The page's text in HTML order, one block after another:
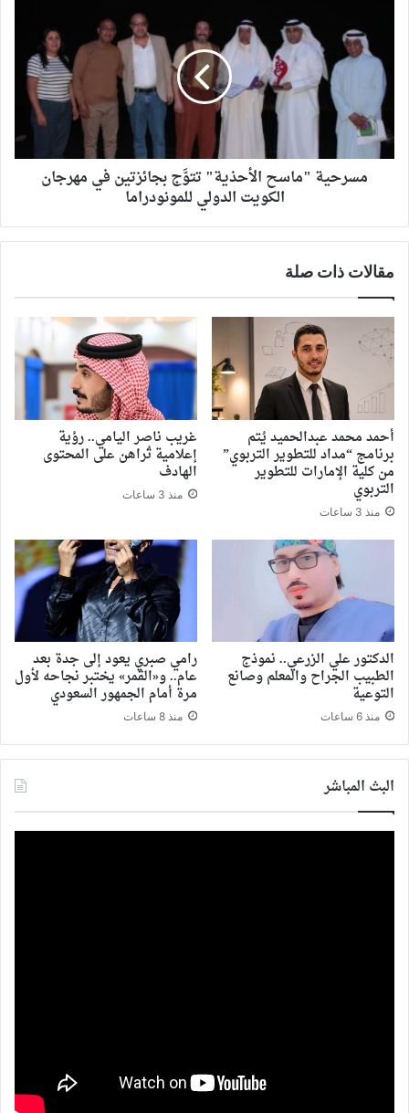
مسرحية "ماسح الأحذية" تتوَّج بجائزتين في مهرجان
الكويت الدولي للمونودراما
مقالات ذات صلة
أحمد محمد عبدالحميد يُتم
برنامج “مداد للتطوير التربوي”
من كلية الإمارات للتطوير
التربوي
منذ 3 ساعات
غريب ناصر اليامي.. رؤية
إعلامية تُراهن على المحتوى
الهادف
منذ 3 ساعات
الدكتور علي الزرعي.. نموذج
الطبيب الجراح والمعلم وصانع
التوعية
منذ 6 ساعات
رامي صبري يعود إلى جدة بعد
عام.. و«القمر» يختبر نجاحه لأول
مرة أمام الجمهور السعودي
منذ 8 ساعات
البث المباشر